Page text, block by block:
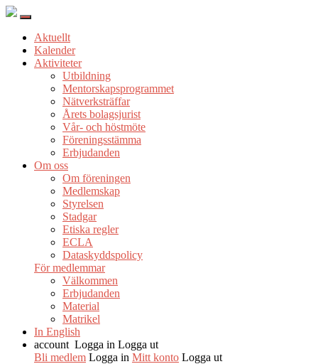
Aktuellt
Kalender
Aktiviteter
Utbildning
Mentorskapsprogrammet
Nätverksträffar
Årets bolagsjurist
Vår- och höstmöte
Föreningsstämma
Erbjudanden
Om oss
Om föreningen
Medlemskap
Styrelsen
Stadgar
Etiska regler
ECLA
Dataskyddspolicy
För medlemmar
Välkommen
Erbjudanden
Material
Matrikel
In English
account Logga in Logga ut
Bli medlem Logga in Mitt konto Logga ut